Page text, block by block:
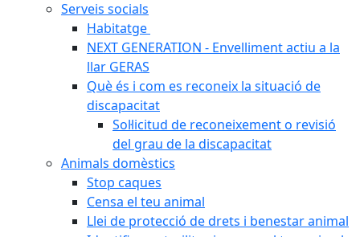
Serveis socials
Habitatge
NEXT GENERATION - Envelliment actiu a la
llar GERAS
Què és i com es reconeix la situació de
discapacitat
Sol·licitud de reconeixement o revisió
del grau de la discapacitat
Animals domèstics
Stop caques
Censa el teu animal
Llei de protecció de drets i benestar animal